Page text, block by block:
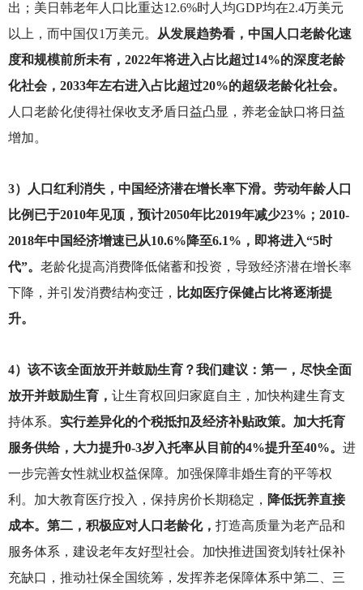
出；美日韩老年人口比重达12.6%时人均GDP均在2.4万美元
以上，而中国仅1万美元。
从发展趋势看，中国人口老龄化速
度和规模前所未有，2022年将进入占比超过14%的深度老龄
化社会，2033年左右进入占比超过20%的超级老龄化社会。
人口老龄化使得社保收支矛盾日益凸显，养老金缺口将日益
增加。
3）人口红利消失，中国经济潜在增长率下滑。劳动年龄人口
比例已于2010年见顶，预计2050年比2019年减少23%；2010-
2018年中国经济增速已从10.6%降至6.1%，即将进入“5时
代”。 老龄化提高消费降低储蓄和投资，导致经济潜在增长率
下降，并引发消费结构变迁， 比如医疗保健占比将逐渐提
升。
4）该不该全面放开并鼓励生育？我们建议：第一，尽快全面
放开并鼓励生育， 让生育权回归家庭自主，加快构建生育支
持体系。 实行差异化的个税抵扣及经济补贴政策。加大托育
服务供给，大力提升0-3岁入托率从目前的4%提升至40%。 进
一步完善女性就业权益保障。加强保障非婚生育的平等权
利。加大教育医疗投入，保持房价长期稳定， 降低抚养直接
成本。第二，积极应对人口老龄化， 打造高质量为老产品和
服务体系，建设老年友好型社会。加快推进国资划转社保补
充缺口，推动社保全国统筹，发挥养老保障体系中第二、三